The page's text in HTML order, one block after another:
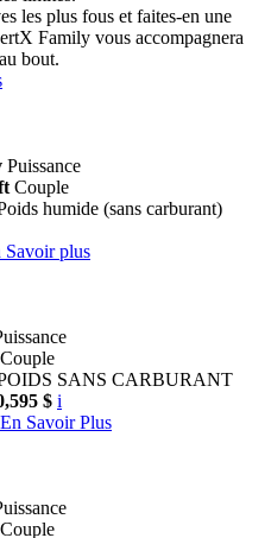
les plus fous et faites-en une
Family vous accompagnera
bout.
Puissance
Couple
humide (sans carburant)
Savoir plus
Couple
SANS CARBURANT
$ i
En Savoir Plus
Couple